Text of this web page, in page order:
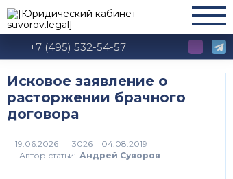
+7 (495) 532-54-57
Исковое заявление о
расторжении брачного
договора
3026
Автор статьи: Андрей Суворов